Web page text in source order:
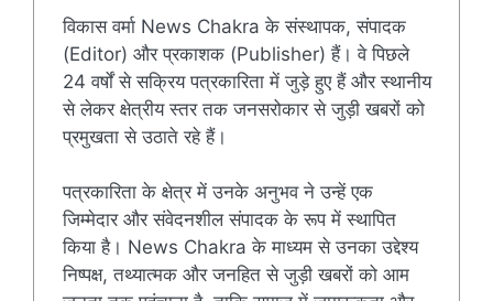
विकास वर्मा News Chakra के संस्थापक, संपादक
(Editor) और प्रकाशक (Publisher) हैं। वे पिछले
24 वर्षों से सक्रिय पत्रकारिता में जुड़े हुए हैं और स्थानीय
से लेकर क्षेत्रीय स्तर तक जनसरोकार से जुड़ी खबरों को
प्रमुखता से उठाते रहे हैं।
पत्रकारिता के क्षेत्र में उनके अनुभव ने उन्हें एक
जिम्मेदार और संवेदनशील संपादक के रूप में स्थापित
किया है। News Chakra के माध्यम से उनका उद्देश्य
निष्पक्ष, तथ्यात्मक और जनहित से जुड़ी खबरों को आम